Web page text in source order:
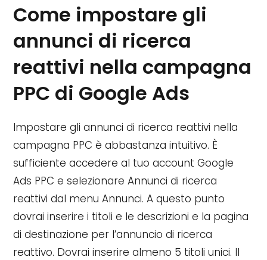
Come impostare gli
annunci di ricerca
reattivi nella campagna
PPC di Google Ads
Impostare gli annunci di ricerca reattivi nella
campagna PPC è abbastanza intuitivo. È
sufficiente accedere al tuo account Google
Ads PPC e selezionare Annunci di ricerca
reattivi dal menu Annunci. A questo punto
dovrai inserire i titoli e le descrizioni e la pagina
di destinazione per l’annuncio di ricerca
reattivo. Dovrai inserire almeno 5 titoli unici. Il